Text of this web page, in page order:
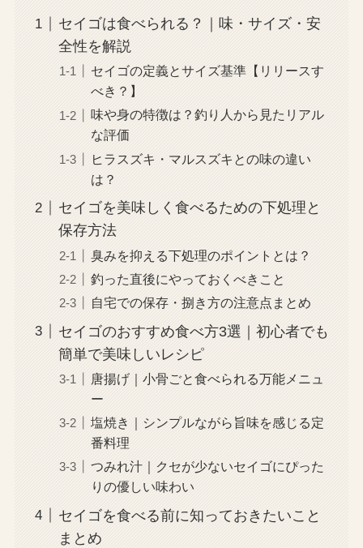
セイゴは食べられる？｜味・サイズ・安
全性を解説
セイゴの定義とサイズ基準【リリースす
べき？】
味や身の特徴は？釣り人から見たリアル
な評価
ヒラスズキ・マルスズキとの味の違い
は？
セイゴを美味しく食べるための下処理と
保存方法
臭みを抑える下処理のポイントとは？
釣った直後にやっておくべきこと
自宅での保存・捌き方の注意点まとめ
セイゴのおすすめ食べ方3選｜初心者でも
簡単で美味しいレシピ
唐揚げ｜小骨ごと食べられる万能メニュ
ー
塩焼き｜シンプルながら旨味を感じる定
番料理
つみれ汁｜クセが少ないセイゴにぴった
りの優しい味わい
セイゴを食べる前に知っておきたいこと
まとめ